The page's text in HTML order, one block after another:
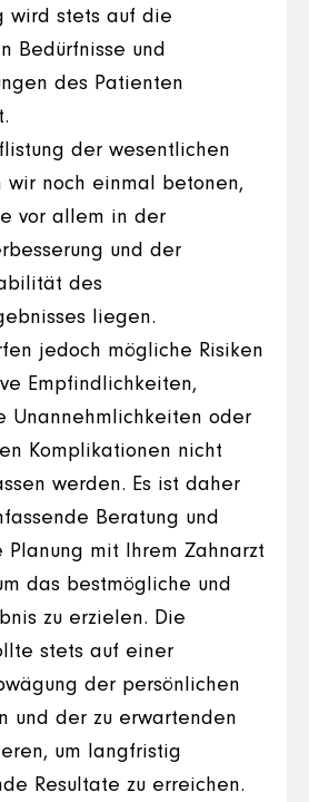
wird stets auf die
Bedürfnisse und
des Patienten
der wesentlichen
wir noch einmal betonen,
vor allem in der
und der
des
liegen.
jedoch mögliche Risiken
Empfindlichkeiten,
Unannehmlichkeiten oder
Komplikationen nicht
werden. Es ist daher
Beratung und
mit Ihrem Zahnarzt
das bestmögliche und
zu erzielen. Die
stets auf einer
der persönlichen
und der zu erwartenden
um langfristig
Resultate zu erreichen.